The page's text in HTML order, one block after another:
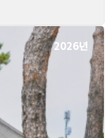
2026년